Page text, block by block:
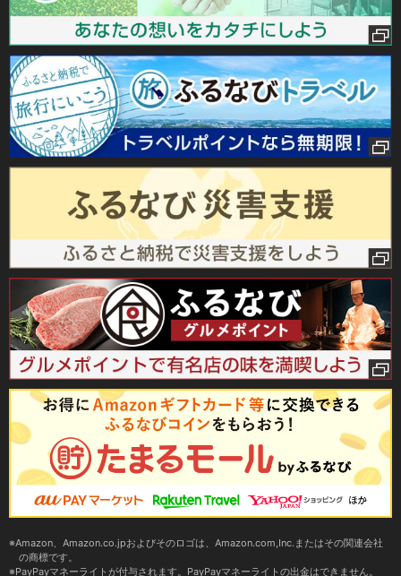
Amazon、Amazon.co.jpおよびそのロゴは、Amazon.com,Inc.またはその関連会社
の商標です。
PayPayマネーライトが付与されます。PayPayマネーライトの出金はできません。